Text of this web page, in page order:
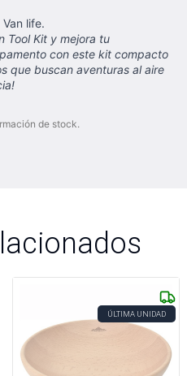
life.
Tool Kit y mejora tu
con este kit compacto
que buscan aventuras al aire
de stock.
ÚLTIMA UNIDAD